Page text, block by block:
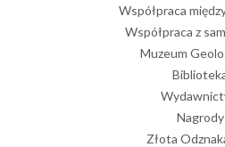
Współpraca
Współpraca z
Muzeum
Nagrody
Złota